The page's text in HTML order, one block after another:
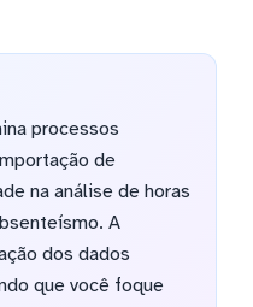
processos
de
na análise de horas
A
dos dados
que você foque